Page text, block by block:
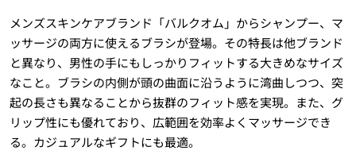
メンズスキンケアブランド「バルクオム」からシャンプー、マ
ッサージの両方に使えるブラシが登場。その特長は他ブランド
と異なり、男性の手にもしっかりフィットする大きめなサイズ
なこと。ブラシの内側が頭の曲面に沿うように湾曲しつつ、突
起の長さも異なることから抜群のフィット感を実現。また、グ
リップ性にも優れており、広範囲を効率よくマッサージでき
る。カジュアルなギフトにも最適。